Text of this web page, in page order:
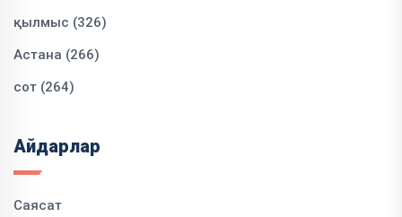
қылмыс (326)
Астана (266)
сот (264)
Айдарлар
Саясат